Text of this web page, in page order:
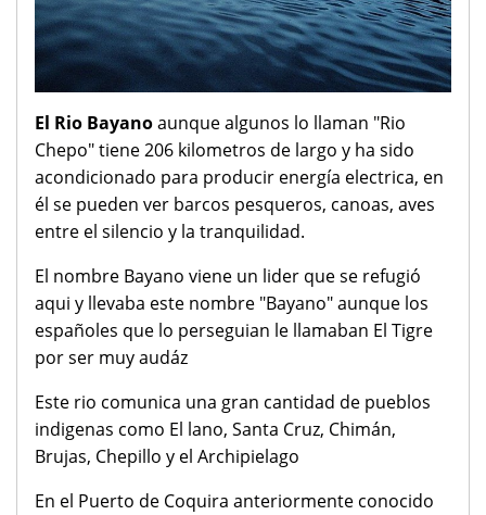
El Rio Bayanoaunque algunos lo llaman "Rio
Chepo" tiene 206 kilometros de largo y ha sido
acondicionado para producir energía electrica, en
él se pueden ver barcos pesqueros, canoas, aves
entre el silencio y la tranquilidad.
El nombre Bayano viene un lider que se refugió
aqui y llevaba este nombre "Bayano" aunque los
españoles que lo perseguian le llamaban El Tigre
por ser muy audáz
Este rio comunica una gran cantidad de pueblos
indigenas como El lano, Santa Cruz, Chimán,
Brujas, Chepillo y el Archipielago
En el Puerto de Coquira anteriormente conocido